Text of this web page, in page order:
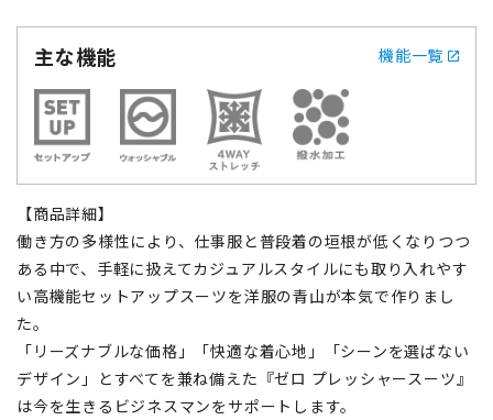
主な機能 機能一覧
【商品詳細】
働き方の多様性により、仕事服と普段着の垣根が低くなりつつ
ある中で、手軽に扱えてカジュアルスタイルにも取り入れやす
い高機能セットアップスーツを洋服の青山が本気で作りまし
た。
「リーズナブルな価格」「快適な着心地」「シーンを選ばない
デザイン」とすべてを兼ね備えた『ゼロ プレッシャースーツ』
は今を生きるビジネスマンをサポートします。